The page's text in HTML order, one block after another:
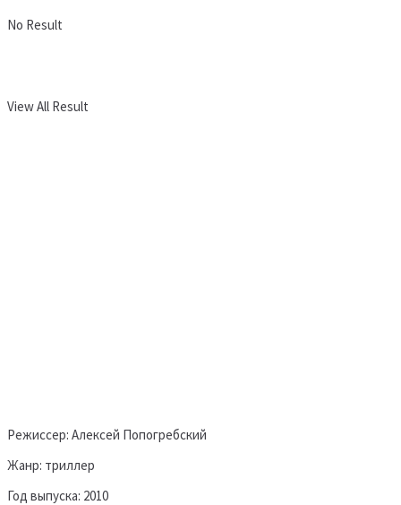
No Result
View All Result
Режиссер: Алексей Попогребский
Жанр: триллер
Год выпуска: 2010